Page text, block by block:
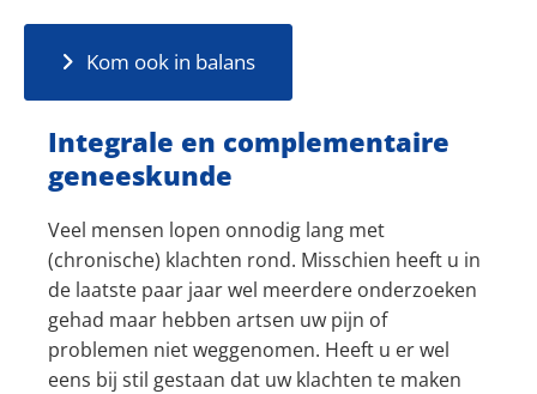
Kom ook in balans
Integrale en complementaire
geneeskunde
Veel mensen lopen onnodig lang met
(chronische) klachten rond. Misschien heeft u in
de laatste paar jaar wel meerdere onderzoeken
gehad maar hebben artsen uw pijn of
problemen niet weggenomen. Heeft u er wel
eens bij stil gestaan dat uw klachten te maken